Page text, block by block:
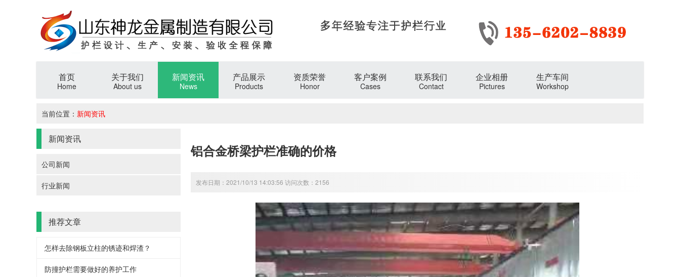
首页
Home
关于我们
About us
新闻资讯
News
产品展示
Products
资质荣誉
Honor
客户案例
Cases
联系我们
Contact
企业相册
Pictures
生产车间
Workshop
当前位置： 新闻资讯
新闻资讯
公司新闻
行业新闻
推荐文章
怎样去除钢板立柱的锈迹和焊渣？
防撞护栏需要做好的养护工作
铝合金桥梁护栏准确的价格
发布日期：2021/10/13 14:03:56 访问次数：2156